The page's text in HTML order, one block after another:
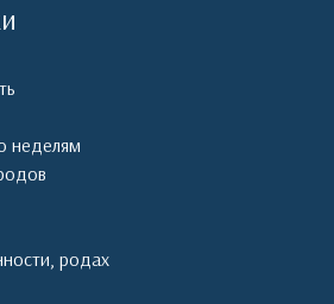
неделям
родах